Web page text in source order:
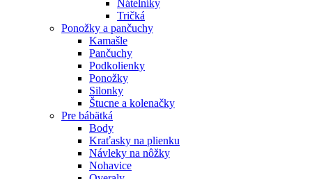
Nátelníky
Tričká
Ponožky a pančuchy
Kamašle
Pančuchy
Podkolienky
Ponožky
Silonky
Štucne a kolenačky
Pre bábätká
Body
Kraťasky na plienku
Návleky na nôžky
Nohavice